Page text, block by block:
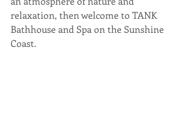
relaxation, then welcome to TANK
Bathhouse and Spa on the Sunshine
Coast.